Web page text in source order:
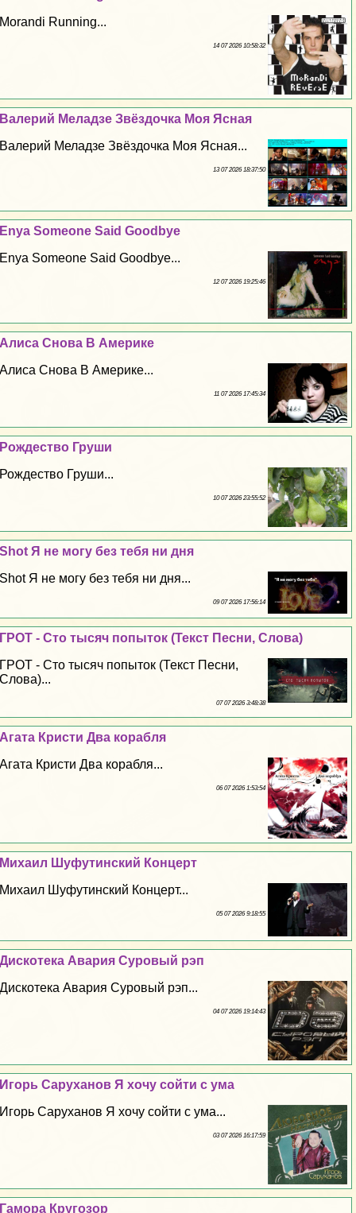
Morandi Running...
14 07 2026 10:58:32
Валерий Меладзе Звёздочка Моя Ясная
Валерий Меладзе Звёздочка Моя Ясная...
13 07 2026 18:37:50
Enya Someone Said Goodbye
Enya Someone Said Goodbye...
12 07 2026 19:25:46
Алиса Снова В Америке
Алиса Снова В Америке...
11 07 2026 17:45:34
Рождество Груши
Рождество Груши...
10 07 2026 23:55:52
Shot Я не могу без тебя ни дня
Shot Я не могу без тебя ни дня...
09 07 2026 17:56:14
ГРОТ - Сто тысяч попыток (Текст Песни, Слова)
ГРОТ - Сто тысяч попыток (Текст Песни,
Слова)...
07 07 2026 3:48:38
Агата Кристи Два корабля
Агата Кристи Два корабля...
06 07 2026 1:53:54
Михаил Шуфутинский Концерт
Михаил Шуфутинский Концерт...
05 07 2026 9:18:55
Дискотека Авария Суровый рэп
Дискотека Авария Суровый рэп...
04 07 2026 19:14:43
Игорь Саруханов Я хочу сойти с ума
Игорь Саруханов Я хочу сойти с ума...
03 07 2026 16:17:59
Гамора Кругозор